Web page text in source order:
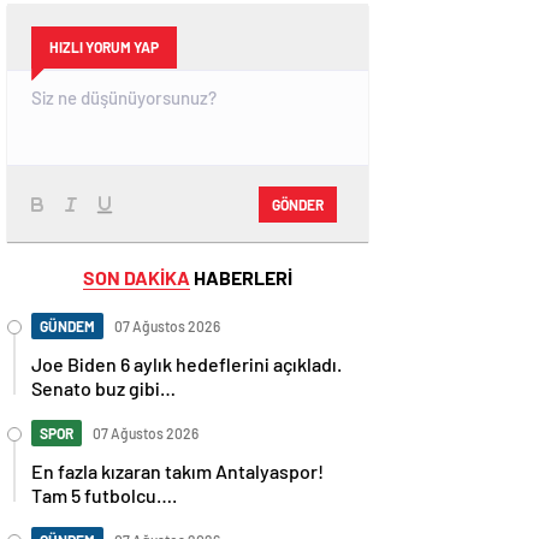
HIZLI YORUM YAP
GÖNDER
SON DAKİKA HABERLERİ
GÜNDEM 07 Ağustos 2026
Joe Biden 6 aylık hedeflerini açıkladı.
Senato buz gibi…
SPOR 07 Ağustos 2026
En fazla kızaran takım Antalyaspor!
Tam 5 futbolcu….